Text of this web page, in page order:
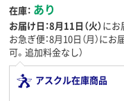
在庫： あり
お届け日：8月11日（火）にお
お急ぎ便：8月10日（月）にお
可。追加料金なし）
アスクル在庫商品